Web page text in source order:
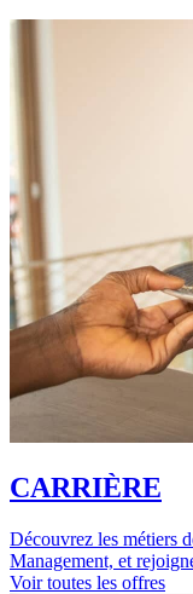
CARRIÈRE
Découvrez les métiers
Management, et
Voir toutes les offres